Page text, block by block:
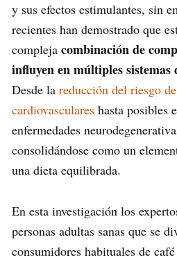
y sus efectos estimulantes, sin
recientes han demostrado que
compleja combinación de
influyen en múltiples sistemas
Desde la reducción del riesgo
cardiovasculares hasta posibles
enfermedades
consolidándose como un
una dieta equilibrada.
En esta investigación los
personas adultas sanas que se
consumidores habituales de